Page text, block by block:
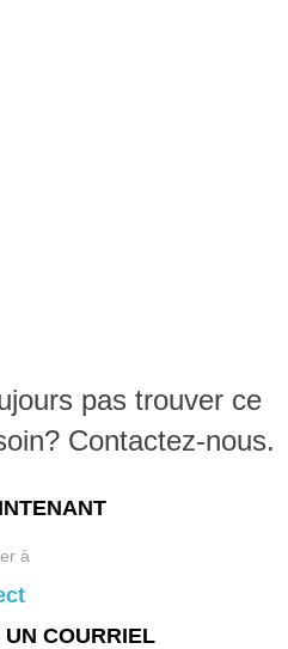
pas trouver ce
Contactez-nous.
à
COURRIEL